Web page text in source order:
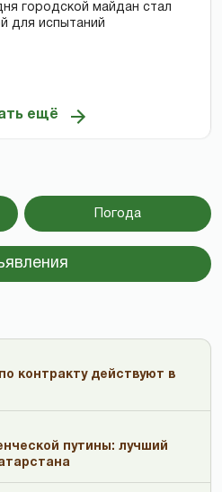
городской майдан стал
для испытаний
ещё
Погода
контракту действуют в
путины: лучший